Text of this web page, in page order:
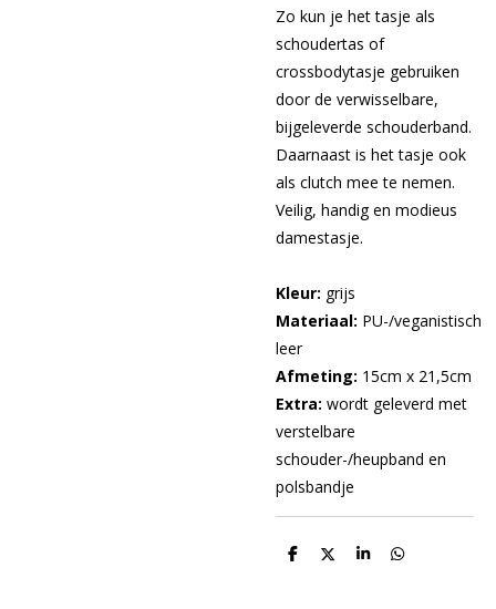
Zo kun je het tasje als
schoudertas of
crossbodytasje gebruiken
door de verwisselbare,
bijgeleverde schouderband.
Daarnaast is het tasje ook
als clutch mee te nemen.
Veilig, handig en modieus
damestasje.
Kleur: grijs
Materiaal: PU-/veganistisch
leer
Afmeting: 15cm x 21,5cm
Extra: wordt geleverd met
verstelbare
schouder-/heupband en
polsbandje
D
D
S
D